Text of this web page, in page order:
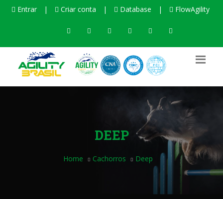
Entrar | Criar conta | Database | FlowAgility
DEEP
Home Cachorros Deep